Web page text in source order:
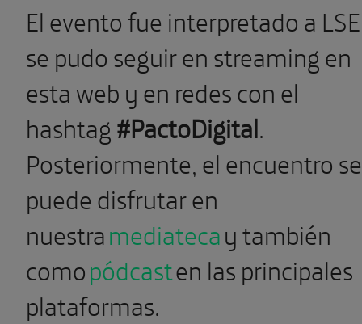
El evento fue interpretado a
se pudo seguir en streaming en
esta web y en redes con el
hashtag#PactoDigital.
Posteriormente, el encuentro se
puede disfrutar en
nuestramediatecay también
comopódcasten las principales
plataformas.